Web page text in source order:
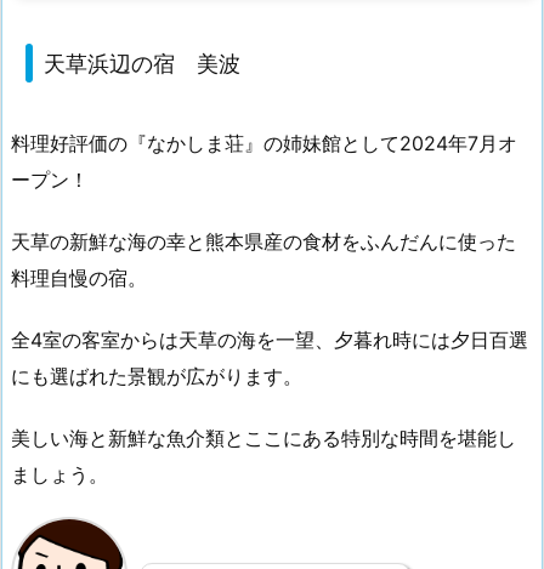
天草浜辺の宿 美波
料理好評価の『なかしま荘』の姉妹館として2024年7月オ
ープン！
天草の新鮮な海の幸と熊本県産の食材をふんだんに使った
料理自慢の宿。
全4室の客室からは天草の海を一望、夕暮れ時には夕日百選
にも選ばれた景観が広がります。
美しい海と新鮮な魚介類とここにある特別な時間を堪能し
ましょう。